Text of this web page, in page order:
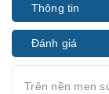
Thông tin
Đánh giá
Trên nền men